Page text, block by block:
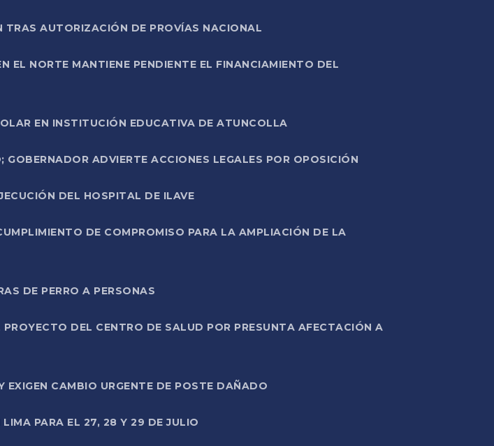
TRAS AUTORIZACIÓN DE PROVÍAS NACIONAL
EL NORTE MANTIENE PENDIENTE EL FINANCIAMIENTO DEL
EN INSTITUCIÓN EDUCATIVA DE ATUNCOLLA
ADVIERTE ACCIONES LEGALES POR OPOSICIÓN
DEL HOSPITAL DE ILAVE
DE COMPROMISO PARA LA AMPLIACIÓN DE LA
DE PERRO A PERSONAS
DEL CENTRO DE SALUD POR PRESUNTA AFECTACIÓN A
CAMBIO URGENTE DE POSTE DAÑADO
PARA EL 27, 28 Y 29 DE JULIO